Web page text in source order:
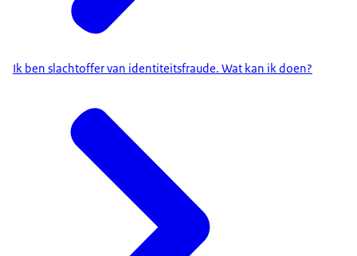
Ik ben slachtoffer van identiteitsfraude. Wat kan ik doen?